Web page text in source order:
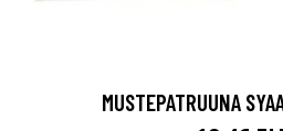
MUSTEPATRUUNA